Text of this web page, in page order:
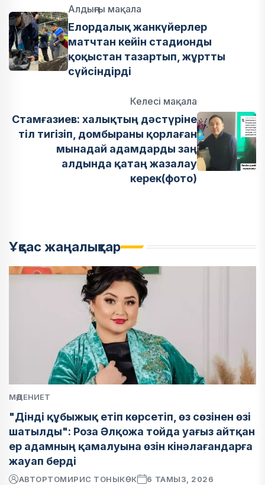
Алдыңғы мақала
Елордалық жанкүйерлер
матчтан кейін стадионды
қоқыстан тазартып, жұртты
сүйсіндірді
Келесі мақала
Стамғазиев: халықтың дәстүріне
тіл тигізіп, домбыраны қорлаған
мынадай адамдарды заң
алдында қатаң жазалау
керек(фото)
Ұқсас жаңалықтар
МӘДЕНИЕТ
"Дінді құбыжық етіп көрсетіп, өз сөзінен өзі
шатылды": Роза Әлқожа тойда уағыз айтқан
ер адамның қамалуына өзін кінәлағандарға
жауап берді
АВТОРТОМИРИС ТОНЫКӨК 6 ТАМЫЗ, 2026